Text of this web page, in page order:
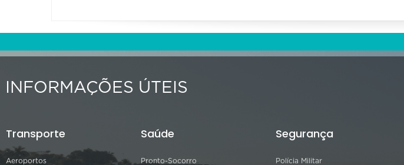
INFORMAÇÕES ÚTEIS
Transporte
Aeroportos
Saúde
Pronto-Socorro
Segurança
Polícia Militar